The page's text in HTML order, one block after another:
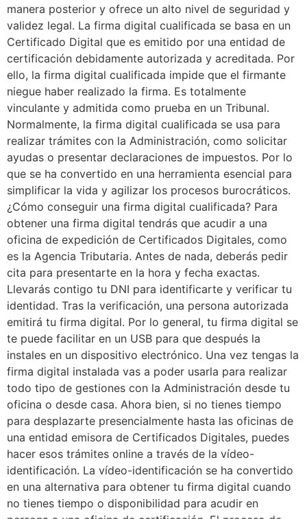
manera posterior y ofrece un alto nivel de seguridad y
validez legal. La firma digital cualificada se basa en un
Certificado Digital que es emitido por una entidad de
certificación debidamente autorizada y acreditada. Por
ello, la firma digital cualificada impide que el firmante
niegue haber realizado la firma. Es totalmente
vinculante y admitida como prueba en un Tribunal.
Normalmente, la firma digital cualificada se usa para
realizar trámites con la Administración, como solicitar
ayudas o presentar declaraciones de impuestos. Por lo
que se ha convertido en una herramienta esencial para
simplificar la vida y agilizar los procesos burocráticos.
¿Cómo conseguir una firma digital cualificada? Para
obtener una firma digital tendrás que acudir a una
oficina de expedición de Certificados Digitales, como
es la Agencia Tributaria. Antes de nada, deberás pedir
cita para presentarte en la hora y fecha exactas.
Llevarás contigo tu DNI para identificarte y verificar tu
identidad. Tras la verificación, una persona autorizada
emitirá tu firma digital. Por lo general, tu firma digital se
te puede facilitar en un USB para que después la
instales en un dispositivo electrónico. Una vez tengas la
firma digital instalada vas a poder usarla para realizar
todo tipo de gestiones con la Administración desde tu
oficina o desde casa. Ahora bien, si no tienes tiempo
para desplazarte presencialmente hasta las oficinas de
una entidad emisora de Certificados Digitales, puedes
hacer esos trámites online a través de la vídeo-
identificación. La vídeo-identificación se ha convertido
en una alternativa para obtener tu firma digital cuando
no tienes tiempo o disponibilidad para acudir en